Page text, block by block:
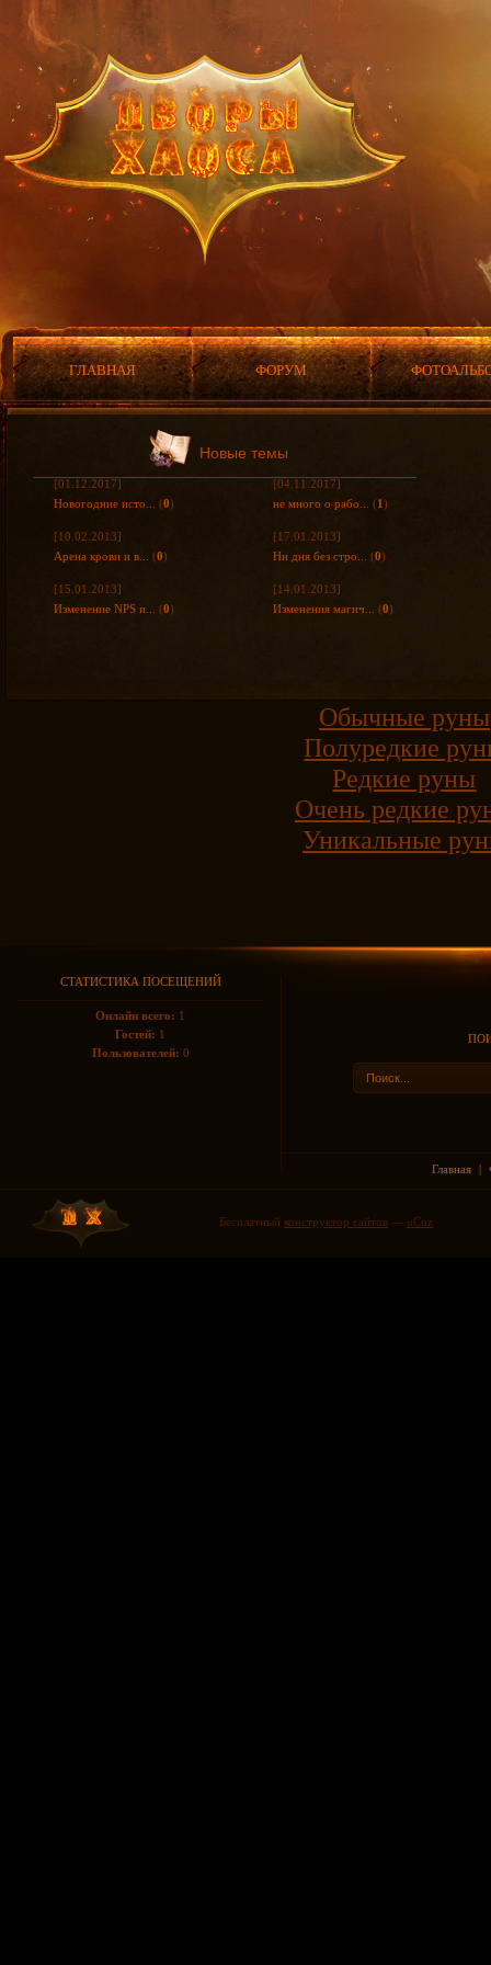
ГЛАВНАЯ ФОРУМ
Новые темы
[01.12.2017]
Новогодние исто...
(0)
[04.11.2017]
не много о рабо...
(1)
[10.02.2013]
Арена крови и в...
(0)
[17.01.2013]
Ни дня без стро...
(0)
[15.01.2013]
Изменение NPS и...
(0)
[14.01.2013]
Изменения магич...
(0)
Обычные руны
Полуредкие
Редкие руны
Очень редкие
Уникальные
СТАТИСТИКА ПОСЕЩЕНИЙ
Онлайн всего: 1
Гостей: 1
Пользователей: 0
Главная |
Бесплатный конструктор сайтов — uCoz